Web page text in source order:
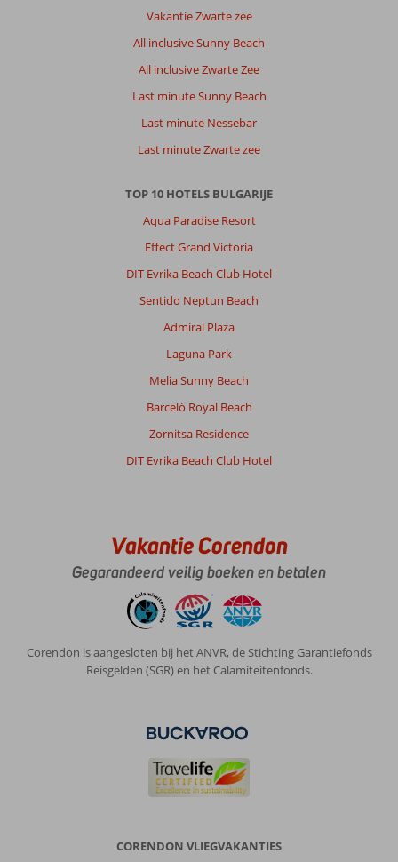
Vakantie Zwarte zee
All inclusive Sunny Beach
All inclusive Zwarte Zee
Last minute Sunny Beach
Last minute Nessebar
Last minute Zwarte zee
TOP 10 HOTELS BULGARIJE
Aqua Paradise Resort
Effect Grand Victoria
DIT Evrika Beach Club Hotel
Sentido Neptun Beach
Admiral Plaza
Laguna Park
Melia Sunny Beach
Barceló Royal Beach
Zornitsa Residence
DIT Evrika Beach Club Hotel
Vakantie Corendon
Gegarandeerd veilig boeken en betalen
Corendon is aangesloten bij het ANVR, de Stichting Garantiefonds
Reisgelden (SGR) en het Calamiteitenfonds.
CORENDON VLIEGVAKANTIES